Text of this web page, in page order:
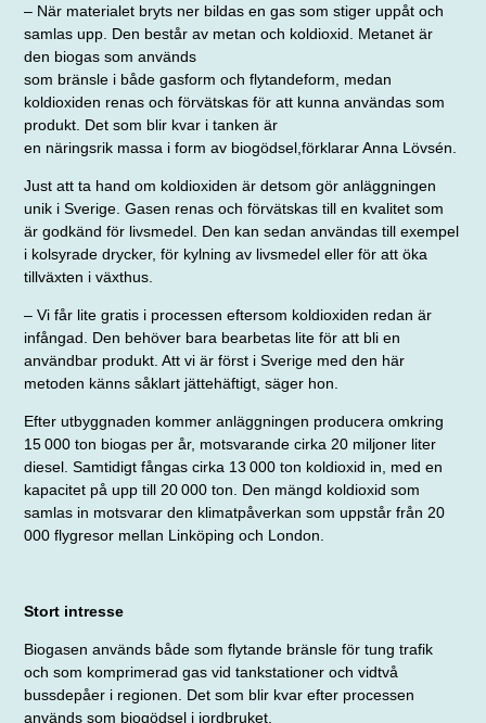
– När materialet bryts ner bildas en gas som stiger uppåt och
samlas upp. Den består av metan och koldioxid. Metanet är
den biogas som används
som bränsle i både gasform och flytandeform, medan
koldioxiden renas och för­vätskas för att kunna användas som
produkt. Det som blir kvar i tanken är
en näringsrik massa i form av biogödsel,förklarar Anna Lövsén.
Just att ta hand om koldioxiden är detsom gör anläggningen
unik i Sverige. Gasen renas och förvätskas till en kvalitet som
är godkänd för livsmedel. Den kan sedan användas till exempel
i kolsyrade drycker, för kylning av livsmedel eller för att öka
tillväxten i växthus.
– Vi får lite gratis i processen eftersom koldioxiden redan är
infångad. Den behöver bara bearbetas lite för att bli en
användbar produkt. Att vi är först i Sverige med den här
metoden känns såklart jättehäftigt, säger hon.
Efter utbyggnaden kommer anläggningen producera omkring
15 000 ton biogas per år, motsvarande cirka 20 miljoner liter
diesel. Samtidigt fångas cirka 13 000 ton koldioxid in, med en
kapacitet på upp till 20 000 ton. Den mängd koldioxid som
samlas in motsvarar den klimatpåverkan som uppstår från 20
000 flygresor mellan Linköping och London.
Stort intresse
Biogasen används både som flytande bränsle för tung trafik
och som komprimerad gas vid tankstationer och vidtvå
bussdepåer i regionen. Det som blir kvar efter processen
används som biogödsel i jordbruket.